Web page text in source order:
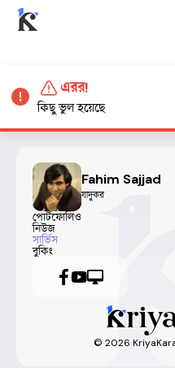
Fahim Sajjad
যাদুকর
পোর্টফোলিও
নিউজ
সার্ভিস
বুকিং
© 2026
এরর!
কিছু ভুল হয়েছে